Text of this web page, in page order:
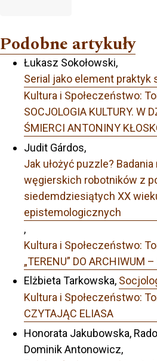
Podobne artykuły
Łukasz Sokołowski,
Serial jako element praktyk
Kultura i Społeczeństwo:
SOCJOLOGIA KULTURY. W
ŚMIERCI ANTONINY
Judit Gárdos,
Jak ułożyć puzzle?
węgierskich robotników z
siedemdziesiątych XX
epistemologicznych
,
Kultura i Społeczeństwo:
„TERENU” DO ARCHIWUM
Elżbieta Tarkowska,
Kultura i Społeczeństwo:
CZYTAJĄC ELIASA
Honorata Jakubowska,
Dominik Antonowicz,